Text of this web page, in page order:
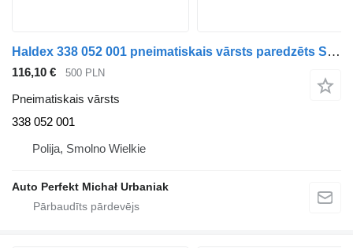
Haldex 338 052 001 pneimatiskais vārsts paredzēts Schmitz Cargobull vilcēja
116,10 € 500 PLN
Pneimatiskais vārsts
338 052 001
Polija, Smolno Wielkie
Auto Perfekt Michał Urbaniak